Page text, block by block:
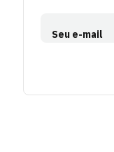
Seu e-mail